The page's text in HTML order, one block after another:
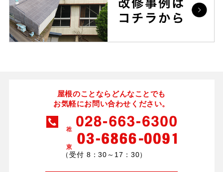
屋根のことならどんなことでも
お気軽にお問い合わせください。
（受付 8：30～17：30）